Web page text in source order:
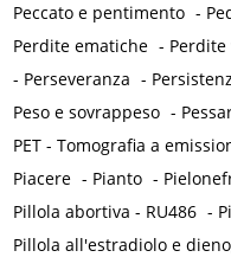
Peccato e pentimento -
Perdite ematiche -
- Perseveranza -
Peso e sovrappeso -
PET - Tomografia a
Piacere - Pianto -
Pillola abortiva - RU486 -
Pillola all'estradiolo e